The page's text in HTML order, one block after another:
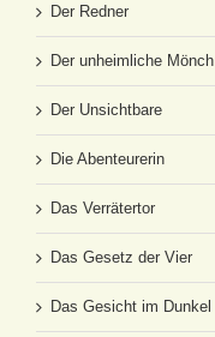
Der Redner
Der unheimliche Mönch
Der Unsichtbare
Die Abenteurerin
Das Verrätertor
Das Gesetz der Vier
Das Gesicht im Dunkel